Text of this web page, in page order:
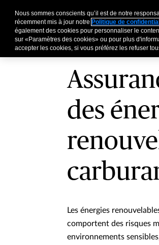
des
Les énergies
comportent des risques
environnements
Nous sommes conscients qu’il est de notre
récemment mis à jour notre Politique de
également des cookies pour personnaliser le
sur «Paramètres des cookies» ou pour plus
accepter les cookies, si vous préférez les refuser